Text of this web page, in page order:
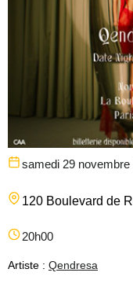
samedi 29 novembre
120 Boulevard de
20h00
Artiste : Qendresa